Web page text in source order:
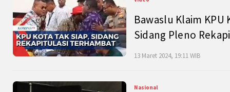
Bawaslu Klaim
Sidang Pleno
13 Maret 2024, 19:11 WIB
Nasional